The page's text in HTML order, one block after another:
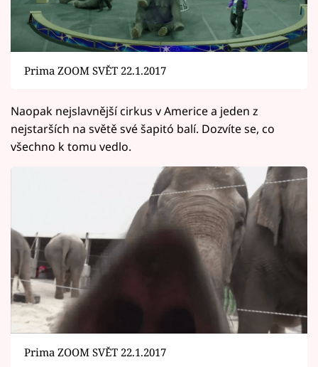
Prima ZOOM SVĚT 22.1.2017
Naopak nejslavnější cirkus v Americe a jeden z
nejstarších na světě své šapitó balí. Dozvíte se, co
všechno k tomu vedlo.
Prima ZOOM SVĚT 22.1.2017